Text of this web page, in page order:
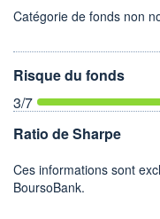
Catégorie de fonds non
Risque du fonds
3/7
Ratio de Sharpe
Ces informations sont
BoursoBank.